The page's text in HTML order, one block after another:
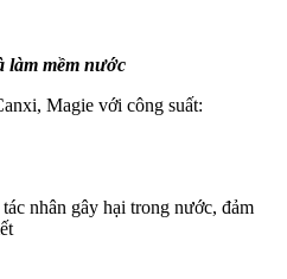
làm mềm nước
Magie với công suất:
nhân gây hại trong nước, đảm